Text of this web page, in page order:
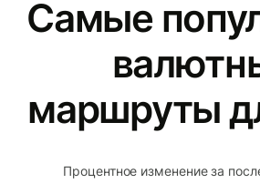
Самые
маршруты
Процентное изменение за